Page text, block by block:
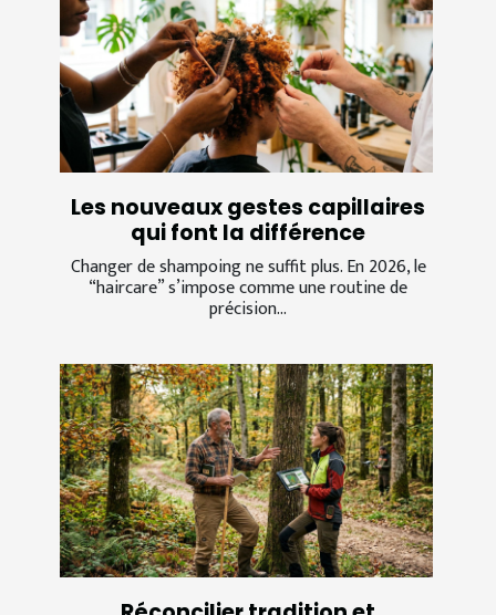
Les nouveaux gestes capillaires
qui font la différence
Changer de shampoing ne suffit plus. En 2026, le
“haircare” s’impose comme une routine de
précision...